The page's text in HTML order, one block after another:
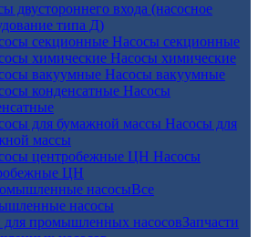
двустороннего входа (насосное
типа Д)
Насосы секционные
Насосы химические
Насосы вакуумные
Насосы
Насосы для
массы
Насосы
ЦН
Все
насосы
Запчасти